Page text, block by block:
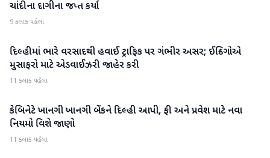
ચાંદીના દાગીના જપ્ત કર્યા
9 કલાક પહેલા
રાષ્ટ્રીય
દિલ્હીમાં ભારે વરસાદથી હવાઈ ટ્રાફિક પર ગંભીર અસર; ઈન્ડિગોએ
મુસાફરો માટે એડવાઈઝરી જાહેર કરી
11 કલાક પહેલા
રાષ્ટ્રીય
કેબિનેટે ખાનગી ખાનગી બેંકને દિલ્હી આપી, ફી અને પ્રવેશ માટે નવા
નિયમો વિશે જાણો
11 કલાક પહેલા